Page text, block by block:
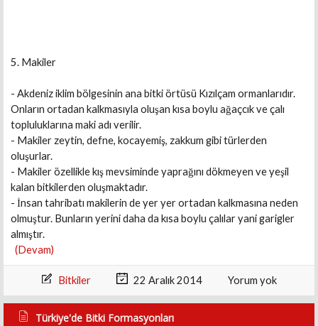
5. Makiler
- Akdeniz iklim bölgesinin ana bitki örtüsü Kızılçam ormanlarıdır.
Onların ortadan kalkmasıyla oluşan kısa boylu ağaçcık ve çalı
topluluklarına maki adı verilir.
- Makiler zeytin, defne, kocayemiş, zakkum gibi türlerden
oluşurlar.
- Makiler özellikle kış mevsiminde yaprağını dökmeyen ve yeşil
kalan bitkilerden oluşmaktadır.
- İnsan tahribatı makilerin de yer yer ortadan kalkmasına neden
olmuştur. Bunların yerini daha da kısa boylu çalılar yani garigler
almıştır.
(Devam)
Bitkiler 22 Aralık 2014 Yorum yok
Türkiye'de Bitki Formasyonları